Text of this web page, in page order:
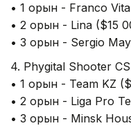
• 1 орын - Franco
• 2 орын - Lina ($15
• 3 орын - Sergio
4. Phygital Shooter
• 1 орын - Team KZ
• 2 орын - Liga Pro
• 3 орын - Minsk